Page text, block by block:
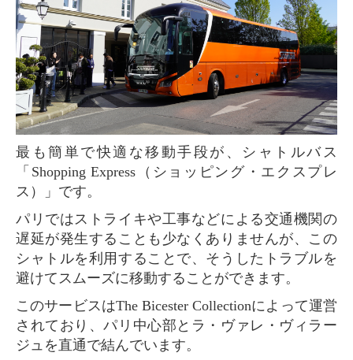
最も簡単で快適な移動手段が、シャトルバス
「Shopping Express（ショッピング・エクスプレ
ス）」です。
パリではストライキや工事などによる交通機関の
遅延が発生することも少なくありませんが、この
シャトルを利用することで、そうしたトラブルを
避けてスムーズに移動することができます。
このサービスはThe Bicester Collectionによって運営
されており、パリ中心部とラ・ヴァレ・ヴィラー
ジュを直通で結んでいます。